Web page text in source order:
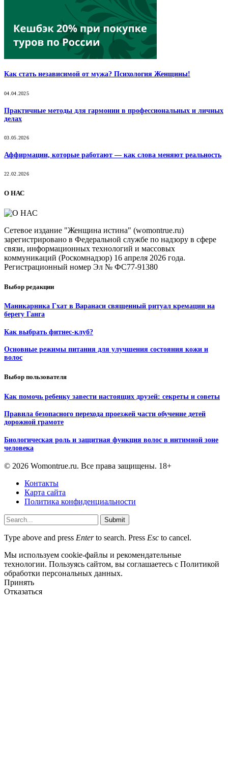
Как стать независимой от мужа? Психология Женщины!
04.04.2025
Практичные методы для гармонии в профессиональных и личных
делах
03.05.2026
Аффирмации, которые работают — как слова меняют реальность
22.02.2026
О НАС
Сетевое издание "Женщина истина" (womontrue.ru)
зарегистрировано в Федеральной службе по надзору в сфере
связи, информационных технологий и массовых
коммуникаций (Роскомнадзор) 16 апреля 2026 года.
Регистрационный номер Эл № ФС77-91380
Выбор редакции
Маникарника Гхат в Варанаси священный ритуал кремации на
берегу Ганга
Как выбрать фитнес-клуб?
Основные режимы питания для улучшения состояния кожи и
волос
Выбор пользователя
Как помочь ребенку завести настоящих друзей: секреты и советы
Правила безопасного перехода проезжей части обучение детей
дорожной грамоте
Биологическая роль и защитная функция волос в интимной зоне
человека
© 2026 Womontrue.ru. Все права защищены. 18+
Контакты
Карта сайта
Политика конфиденциальности
Submit
Type above and press Enterto search. Press Esc to cancel.
Мы используем cookie-файлы и рекомендательные
технологии. Пользуясь сайтом, вы соглашаетесь с Политикой
обработки персональных данных.
Принять
Отказаться